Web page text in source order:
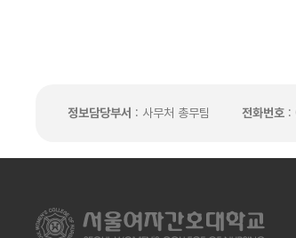
정보담당부서 : 사무처 총무팀 전화번호 :